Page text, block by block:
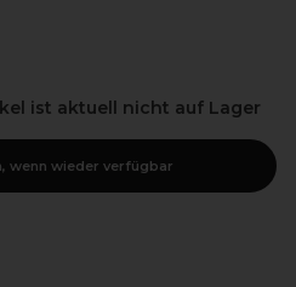
ist aktuell nicht auf Lager
wenn wieder verfügbar